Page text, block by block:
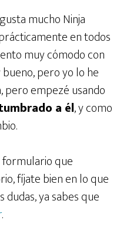
mucho Ninja
en todos
muy cómodo con
pero yo lo he
pero empezé usando
a él, y como
que
fíjate bien en lo que
dudas, ya sabes que
.